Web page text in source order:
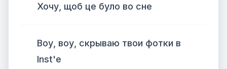
Хочу, щоб це було во сне
Воу, воу, скрываю твои фотки в
Inst'е